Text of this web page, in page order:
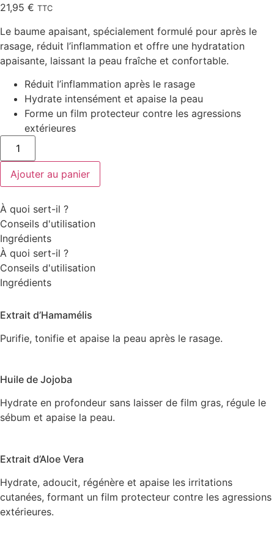
21,95 € TTC
Le baume apaisant, spécialement formulé pour après le
rasage, réduit l’inflammation et offre une hydratation
apaisante, laissant la peau fraîche et confortable.
Réduit l’inflammation après le rasage
Hydrate intensément et apaise la peau
Forme un film protecteur contre les agressions
extérieures
quantité
Baume
Apaisant
Après
Rasage
100mL
Ajouter au panier
À quoi sert-il ?
Conseils d'utilisation
Ingrédients
À quoi sert-il ?
Conseils d'utilisation
Ingrédients
Extrait d’Hamamélis
Purifie, tonifie et apaise la peau après le rasage.
Huile de Jojoba
Hydrate en profondeur sans laisser de film gras, régule le
sébum et apaise la peau.
Extrait d’Aloe Vera
Hydrate, adoucit, régénère et apaise les irritations
cutanées, formant un film protecteur contre les agressions
extérieures.